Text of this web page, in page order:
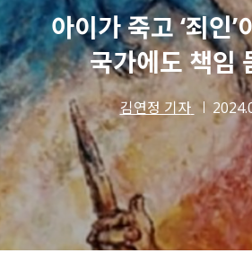
아이가 죽고 ‘죄인
국가에도 책임
김연정 기자